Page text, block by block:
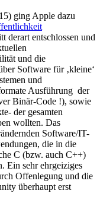
ging Apple dazu
derart entschlossen und
und die
Software für ‚kleine‘
und
Ausführung der
Binär-Code !), sowie
der gesamten
wollten. Das
Software/IT-
die in die
C (bzw. auch C++)
Ein sehr ehrgeiziges
Offenlegung und die
überhaupt erst